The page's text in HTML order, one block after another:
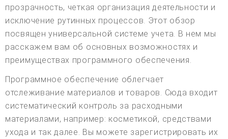
прозрачность, четкая организация деятельности и
исключение рутинных процессов. Этот обзор
посвящен универсальной системе учета. В нем мы
расскажем вам об основных возможностях и
преимуществах программного обеспечения.
Программное обеспечение облегчает
отслеживание материалов и товаров. Сюда входит
систематический контроль за расходными
материалами, например: косметикой, средствами
ухода и так далее. Вы можете зарегистрировать их